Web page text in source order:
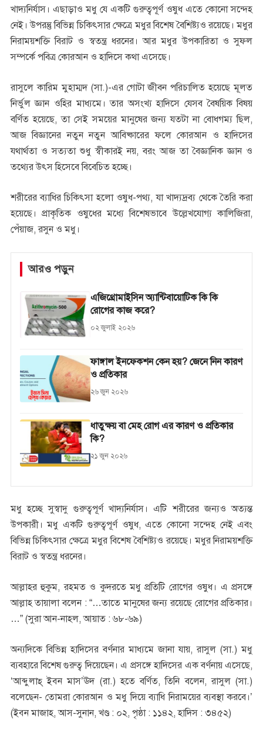
খাদ্যনির্যাস। এছাড়াও মধু যে একটি গুরুত্বপূর্ণ ওষুধ এতে কোনো সন্দেহ
নেই। উপরন্তু বিভিন্ন চিকিৎসার ক্ষেত্রে মধুর বিশেষ বৈশিষ্ট্যও রয়েছে। মধুর
নিরাময়শক্তি বিরাট ও স্বতন্ত্র ধরনের। আর মধুর উপকারিতা ও সুফল
সম্পর্কে পবিত্র কোরআন ও হাদিসে কথা এসেছে।
রাসুলে কারিম মুহাম্মদ (সা.)-এর গোটা জীবন পরিচালিত হয়েছে মূলত
নির্ভুল জ্ঞান ওহির মাধ্যমে। তার অসংখ্য হাদিসে যেসব বৈষয়িক বিষয়
বর্ণিত হয়েছে, তা সেই সময়ের মানুষের জন্য যতটা না বোধগম্য ছিল,
আজ বিজ্ঞানের নতুন নতুন আবিষ্কারের ফলে কোরআন ও হাদিসের
যথার্থতা ও সত্যতা শুধু স্বীকারই নয়, বরং আজ তা বৈজ্ঞানিক জ্ঞান ও
তথ্যের উৎস হিসেবে বিবেচিত হচ্ছে।
শরীরের ব্যাধির চিকিৎসা হলো ওষুধ-পথ্য, যা খাদ্যদ্রব্য থেকে তৈরি করা
হয়েছে। প্রাকৃতিক ওষুধের মধ্যে বিশেষভাবে উল্লেখযোগ্য কালিজিরা,
পেঁয়াজ, রসুন ও মধু।
আরও পড়ুন
এজিথ্রোমাইসিন অ্যান্টিবায়োটিক কি কি
রোগের কাজ করে?
০২ জুলাই ২০২৬
ফাঙ্গাল ইনফেকশন কেন হয়? জেনে নিন কারণ
ও প্রতিকার
২৬ জুন ২০২৬
ধাতুক্ষয় বা মেহ রোগ এর কারণ ও প্রতিকার
কি?
২১ জুন ২০২৬
মধু হচ্ছে সুস্বাদু গুরুত্বপূর্ণ খাদ্যনির্যাস। এটি শরীরের জন্যও অত্যন্ত
উপকারী। মধু একটি গুরুত্বপূর্ণ ওষুধ, এতে কোনো সন্দেহ নেই এবং
বিভিন্ন চিকিৎসার ক্ষেত্রে মধুর বিশেষ বৈশিষ্ট্যও রয়েছে। মধুর নিরাময়শক্তি
বিরাট ও স্বতন্ত্র ধরনের।
আল্লাহর হুকুম, রহমত ও কুদরতে মধু প্রতিটি রোগের ওষুধ। এ প্রসঙ্গে
আল্লাহ তায়ালা বলেন : “…তাতে মানুষের জন্য রয়েছে রোগের প্রতিকার।
…” (সুরা আন-নাহল, আয়াত : ৬৮-৬৯)
অন্যদিকে বিভিন্ন হাদিসের বর্ণনার মাধ্যমে জানা যায়, রাসুল (সা.) মধু
ব্যবহারে বিশেষ গুরুত্ব দিয়েছেন। এ প্রসঙ্গে হাদিসের এক বর্ণনায় এসেছে,
‘আব্দুলাহ্ ইব্ন মাস’ঊদ (রা.) হতে বর্ণিত, তিনি বলেন, রাসুল (সা.)
বলেছেন- তোমরা কোরআন ও মধু দিয়ে ব্যাধি নিরাময়ের ব্যবস্থা করবে।’
(ইব্ন মাজাহ, আস-সুনান, খণ্ড : ০২, পৃষ্ঠা : ১১৪২, হাদিস : ৩৪৫২)